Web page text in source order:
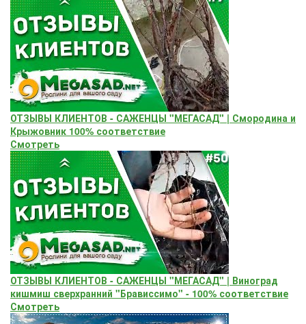
ОТЗЫВЫ КЛИЕНТОВ - САЖЕНЦЫ "МЕГАСАД" | Смородина и
Крыжовник 100% соответствие
Смотреть
ОТЗЫВЫ КЛИЕНТОВ - САЖЕНЦЫ "МЕГАСАД" | Виноград
кишмиш сверхранний "Брависсимо" - 100% соответствие
Смотреть